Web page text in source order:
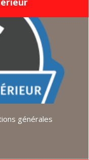
générales